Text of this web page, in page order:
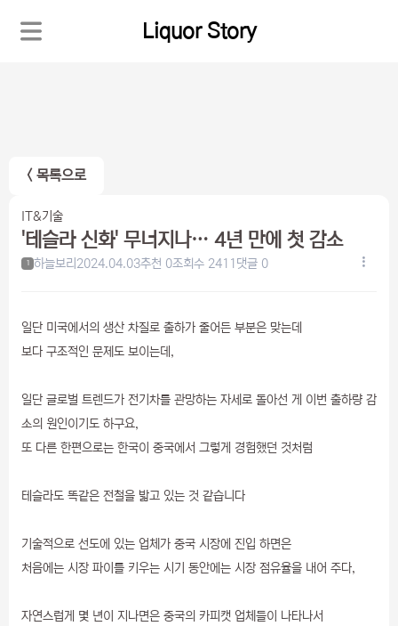
Liquor Story
< 목록으로
IT&기술
'테슬라 신화' 무너지나… 4년 만에 첫 감소
1 하늘보리 2024.04.03추천 0조회수 2411 댓글 0
일단 미국에서의 생산 차질로 출하가 줄어든 부분은 맞는데
보다 구조적인 문제도 보이는데,
일단 글로벌 트렌드가 전기차를 관망하는 자세로 돌아선 게 이번 출하량 감
소의 원인이기도 하구요,
또 다른 한편으로는 한국이 중국에서 그렇게 경험했던 것처럼
테슬라도 똑같은 전철을 밟고 있는 것 같습니다
기술적으로 선도에 있는 업체가 중국 시장에 진입 하면은
처음에는 시장 파이를 키우는 시기 동안에는 시장 점유율을 내어 주다,
자연스럽게 몇 년이 지나면은 중국의 카피캣 업체들이 나타나서